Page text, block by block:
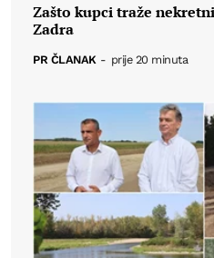
Zašto kupci traže
Zadra
PR ČLANAK - prije 20 minuta